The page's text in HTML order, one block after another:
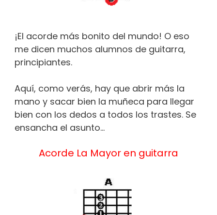
¡El acorde más bonito del mundo! O eso
me dicen muchos alumnos de guitarra,
principiantes.
Aquí, como verás, hay que abrir más la
mano y sacar bien la muñeca para llegar
bien con los dedos a todos los trastes. Se
ensancha el asunto…
Acorde La Mayor en guitarra